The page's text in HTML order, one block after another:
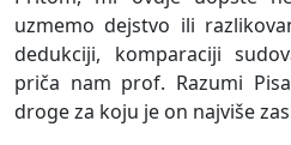
uzmemo dejstvo ili
dedukciji, komparaciji
priča nam prof. Razumi
droge za koju je on najviše